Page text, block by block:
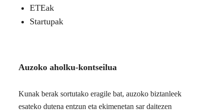
ETEak
Startupak
Auzoko aholku-kontseilua
Kunak berak sortutako eragile bat, auzoko biztanleek
esateko dutena entzun eta ekimenetan sar daitezen